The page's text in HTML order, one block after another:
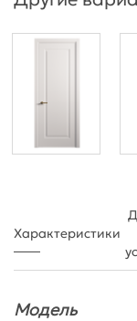
Характеристики
Модель